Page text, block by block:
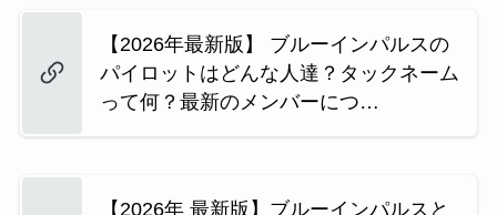
【2026年最新版】 ブルーインパルスの
パイロットはどんな人達？タックネーム
って何？最新のメンバーにつ…
【2026年 最新版】ブルーインパルスと